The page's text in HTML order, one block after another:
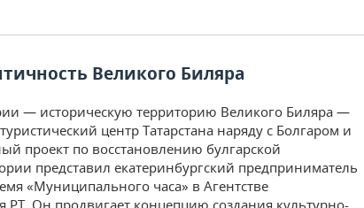
Великого Биляра
— историческую территорию Великого Биляра —
центр Татарстана наряду с Болгаром и
проект по восстановлению булгарской
представил екатеринбургский предприниматель
«Муниципального часа» в Агентстве